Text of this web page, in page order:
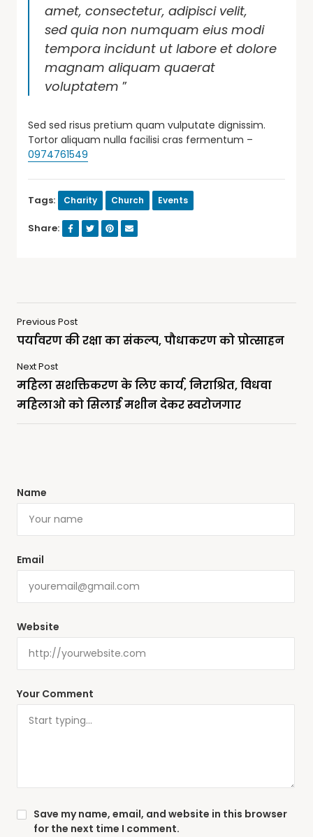
amet, consectetur, adipisci velit,
sed quia non numquam eius modi
tempora incidunt ut labore et dolore
magnam aliquam quaerat
voluptatem ”
Sed sed risus pretium quam vulputate dignissim.
Tortor aliquam nulla facilisi cras fermentum –
0974761549
Tags: Charity Church Events
Share:
Previous Post
पर्यावरण की रक्षा का संकल्प, पौधाकरण को प्रोत्साहन
Next Post
महिला सशक्तिकरण के लिए कार्य, निराश्रित, विधवा
महिलाओ को सिलाई मशीन देकर स्वरोजगार
Your Comment
Name
Email
Website
Save my name, email, and website in this browser
for the next time I comment.